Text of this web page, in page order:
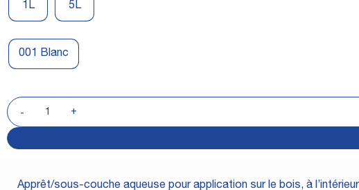
1L 5L
001 Blanc
Apprêt/sous-couche aqueuse pour application sur le bois, à